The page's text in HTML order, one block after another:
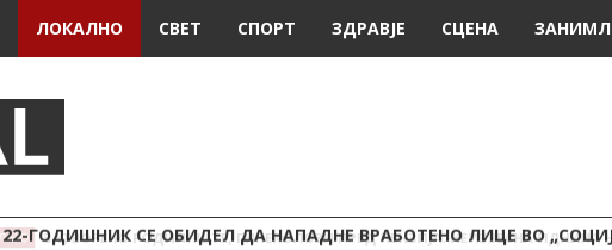
ЛОКАЛНО СВЕТ СПОРТ ЗДРАВЈЕ СЦЕНА
22-ГОДИШНИК СЕ ОБИДЕЛ ДА НАПАДНЕ ВРАБОТЕНО ЛИЦЕ ВО